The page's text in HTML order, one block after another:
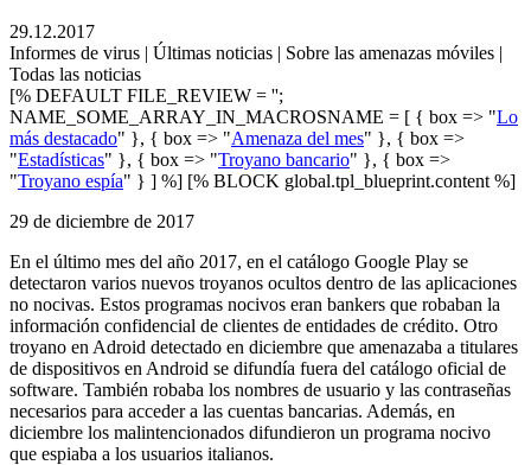
29.12.2017
Informes de virus | Últimas noticias | Sobre las amenazas móviles |
Todas las noticias
[% DEFAULT FILE_REVIEW = '';
NAME_SOME_ARRAY_IN_MACROSNAME = [ { box => "Lo
más destacado" }, { box => "Amenaza del mes" }, { box =>
"Estadísticas" }, { box => "Troyano bancario" }, { box =>
"Troyano espía" } ] %] [% BLOCK global.tpl_blueprint.content %]
29 de diciembre de 2017
En el último mes del año 2017, en el catálogo Google Play se
detectaron varios nuevos troyanos ocultos dentro de las aplicaciones
no nocivas. Estos programas nocivos eran bankers que robaban la
información confidencial de clientes de entidades de crédito. Otro
troyano en Adroid detectado en diciembre que amenazaba a titulares
de dispositivos en Android se difundía fuera del catálogo oficial de
software. También robaba los nombres de usuario y las contraseñas
necesarios para acceder a las cuentas bancarias. Además, en
diciembre los malintencionados difundieron un programa nocivo
que espiaba a los usuarios italianos.